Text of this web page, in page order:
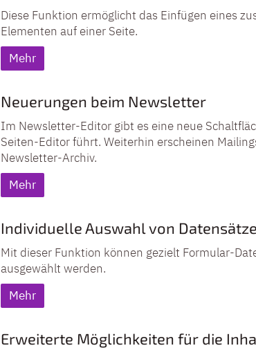
Diese Funktion ermöglicht das Einfügen eines
Elementen auf einer Seite.
Mehr
Neuerungen beim Newsletter
Im Newsletter-Editor gibt es eine neue
Seiten-Editor führt. Weiterhin erscheinen
Newsletter-Archiv.
Mehr
Individuelle Auswahl von
Mit dieser Funktion können gezielt Formular-
ausgewählt werden.
Mehr
Erweiterte Möglichkeiten für die